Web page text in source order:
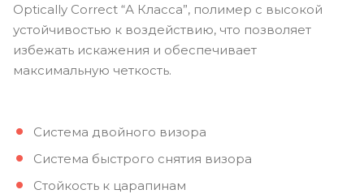
Optically Correct “А Класса”, полимер с высокой
устойчивостью к воздействию, что позволяет
избежать искажения и обеспечивает
максимальную четкость.
Система двойного визора
Система быстрого снятия визора
Стойкость к царапинам